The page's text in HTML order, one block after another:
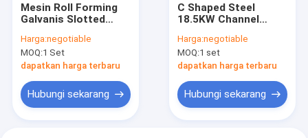
Mesin Roll Forming
Galvanis Slotted
Harga:negotiable
MOQ:1 Set
dapatkan harga terbaru
Hubungi sekarang
C Shaped Steel
18.5KW Channel
Dengan Pemotongan
Non Stop
Harga:negotiable
MOQ:1 set
dapatkan harga terbaru
Hubungi sekarang